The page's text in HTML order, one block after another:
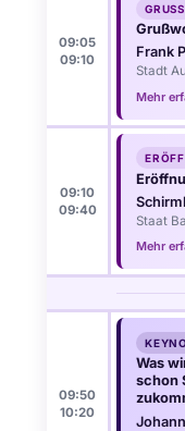
09:05
09:10
Frank
Stadt
Mehr
09:10
09:40
Staat
Mehr
09:50
10:20
Was
schon